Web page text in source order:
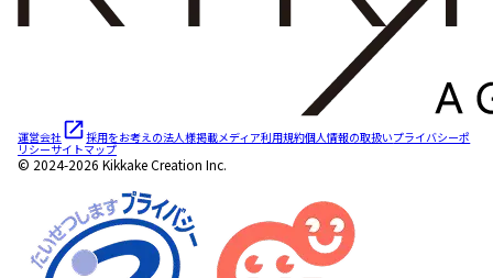
運営会社 採用をお考えの法人様掲載メディア利用規約個人情報の取扱いプライバシーポ
リシーサイトマップ
© 2024-2026 Kikkake Creation Inc.